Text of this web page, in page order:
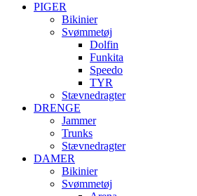
PIGER
Bikinier
Svømmetøj
Dolfin
Funkita
Speedo
TYR
Stævnedragter
DRENGE
Jammer
Trunks
Stævnedragter
DAMER
Bikinier
Svømmetøj